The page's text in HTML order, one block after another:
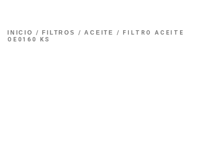
INICIO / FILTROS /ACEITE
/ FILTRO ACEITE
OE0160 KS